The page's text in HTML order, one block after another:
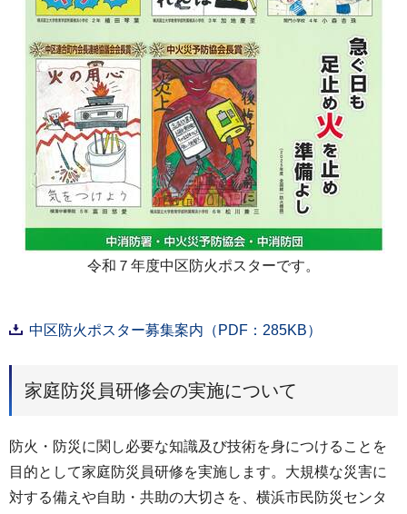
令和７年度中区防火ポスターです。
中区防火ポスター募集案内（PDF：285KB）
家庭防災員研修会の実施について
防火・防災に関し必要な知識及び技術を身につけることを
目的として家庭防災員研修を実施します。大規模な災害に
対する備えや自助・共助の大切さを、横浜市民防災センタ